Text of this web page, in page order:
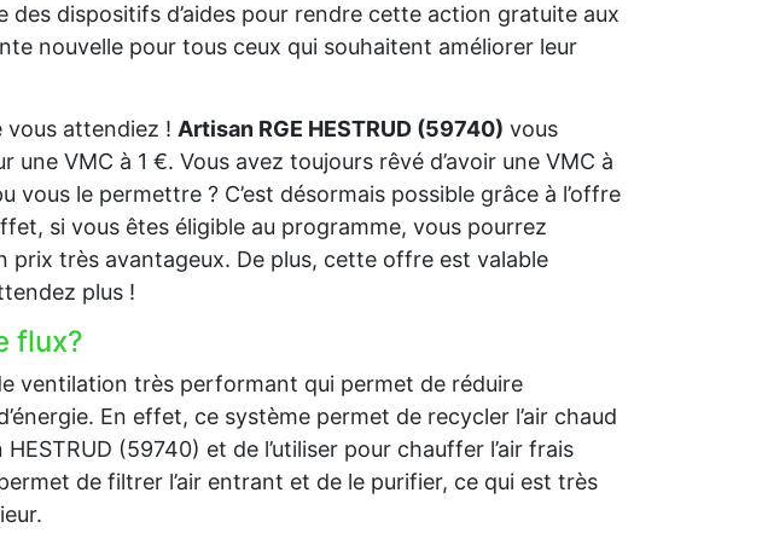
des dispositifs d’aides pour rendre cette action gratuite aux
nouvelle pour tous ceux qui souhaitent améliorer leur
vous attendiez ! Artisan RGE HESTRUD (59740) vous
VMC à 1 €. Vous avez toujours rêvé d’avoir une VMC à
vous le permettre ? C’est désormais possible grâce à l’offre
si vous êtes éligible au programme, vous pourrez
prix très avantageux. De plus, cette offre est valable
plus !
flux?
ventilation très performant qui permet de réduire
En effet, ce système permet de recycler l’air chaud
(59740) et de l’utiliser pour chauffer l’air frais
de filtrer l’air entrant et de le purifier, ce qui est très